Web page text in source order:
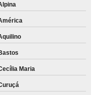
Maria